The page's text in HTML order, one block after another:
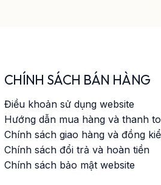
CHÍNH SÁCH BÁN HÀNG
Điều khoản sử dụng website
Hướng dẫn mua hàng và thanh
Chính sách giao hàng và đồng
Chính sách đổi trả và hoàn tiền
Chính sách bảo mật website